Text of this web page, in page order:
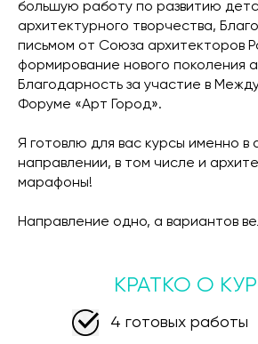
большую работу по развитию
архитектурного творчества,
письмом от Союза архитекторов
формирование нового поколения
Благодарность за участие в
Форуме «Арт Город».
Я готовлю для вас курсы именно в
направлении, в том числе и
марафоны!
Направление одно, а вариантов
4 готовых работы
КРАТКО О